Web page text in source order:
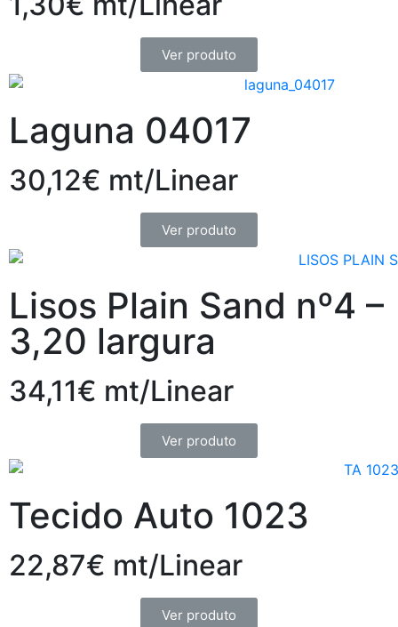
Ver produto
Laguna 04017
30,12€ mt/Linear
Ver produto
Lisos Plain Sand nº4 –
3,20 largura
34,11€ mt/Linear
Ver produto
Tecido Auto 1023
22,87€ mt/Linear
Ver produto